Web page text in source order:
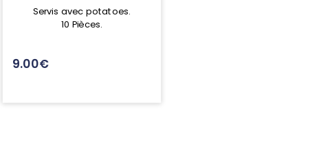
Servis avec potatoes.
10 Pièces.
9.00€